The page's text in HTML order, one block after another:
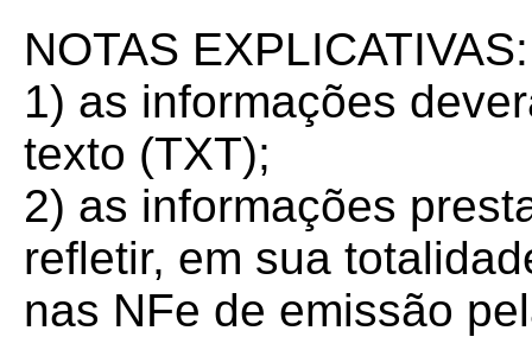
NOTAS EXPLICATIVAS:
1) as informações
texto (TXT);
2) as informações
refletir, em sua
nas NFe de emissão